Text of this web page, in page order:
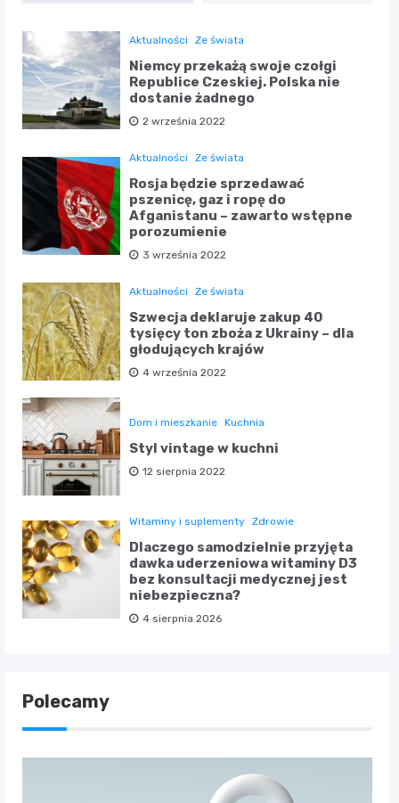
Aktualności Ze świata
Niemcy przekażą swoje czołgi
Republice Czeskiej. Polska nie
dostanie żadnego
2 września 2022
Aktualności Ze świata
Rosja będzie sprzedawać
pszenicę, gaz i ropę do
Afganistanu – zawarto wstępne
porozumienie
3 września 2022
Aktualności Ze świata
Szwecja deklaruje zakup 40
tysięcy ton zboża z Ukrainy – dla
głodujących krajów
4 września 2022
Dom i mieszkanie Kuchnia
Styl vintage w kuchni
12 sierpnia 2022
Witaminy i suplementy Zdrowie
Dlaczego samodzielnie przyjęta
dawka uderzeniowa witaminy D3
bez konsultacji medycznej jest
niebezpieczna?
4 sierpnia 2026
Polecamy